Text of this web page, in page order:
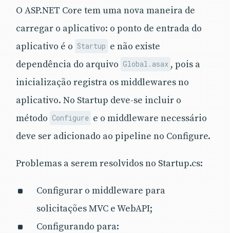
O ASP.NET Core tem uma nova maneira de
carregar o aplicativo: o ponto de entrada do
aplicativo é o Startup e não existe
dependência do arquivo Global.asax , pois a
inicialização registra os middlewares no
aplicativo. No Startup deve-se incluir o
método Configure e o middleware necessário
deve ser adicionado ao pipeline no Configure.
Problemas a serem resolvidos no Startup.cs:
Configurar o middleware para
solicitações MVC e WebAPI;
Configurando para: